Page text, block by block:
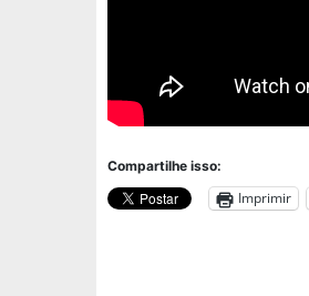
Compartilhe isso:
Imprimir